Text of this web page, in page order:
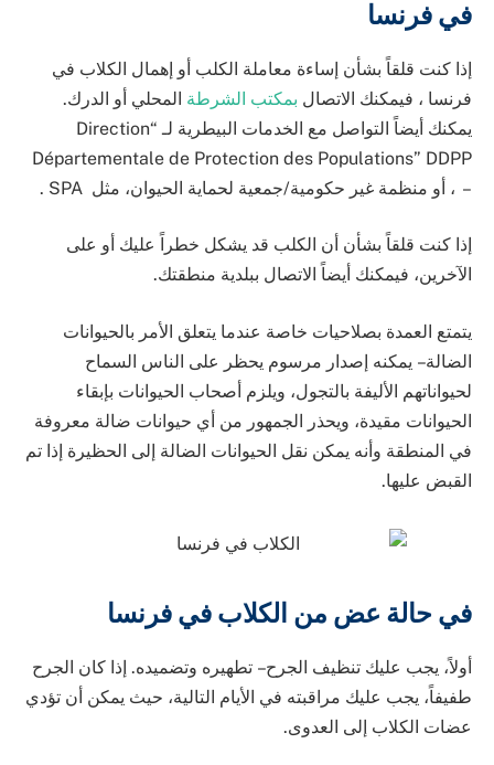
في فرنسا
إذا كنت قلقاً بشأن إساءة معاملة الكلب أو إهمال الكلاب في
فرنسا ، فيمكنك الاتصال بمكتب الشرطة المحلي أو الدرك.
يمكنك أيضاً التواصل مع الخدمات البيطرية لـ “Direction
Départementale de Protection des Populations” DDPP
– ، أو منظمة غير حكومية/جمعية لحماية الحيوان، مثل SPA .
إذا كنت قلقاً بشأن أن الكلب قد يشكل خطراً عليك أو على
الآخرين، فيمكنك أيضاً الاتصال ببلدية منطقتك.
يتمتع العمدة بصلاحيات خاصة عندما يتعلق الأمر بالحيوانات
الضالة – يمكنه إصدار مرسوم يحظر على الناس السماح
لحيواناتهم الأليفة بالتجول، ويلزم أصحاب الحيوانات بإبقاء
الحيوانات مقيدة، ويحذر الجمهور من أي حيوانات ضالة معروفة
في المنطقة وأنه يمكن نقل الحيوانات الضالة إلى الحظيرة إذا تم
القبض عليها.
في حالة عض من الكلاب في فرنسا
أولاً، يجب عليك تنظيف الجرح – تطهيره وتضميده. إذا كان الجرح
طفيفاً، يجب عليك مراقبته في الأيام التالية، حيث يمكن أن تؤدي
عضات الكلاب إلى العدوى.